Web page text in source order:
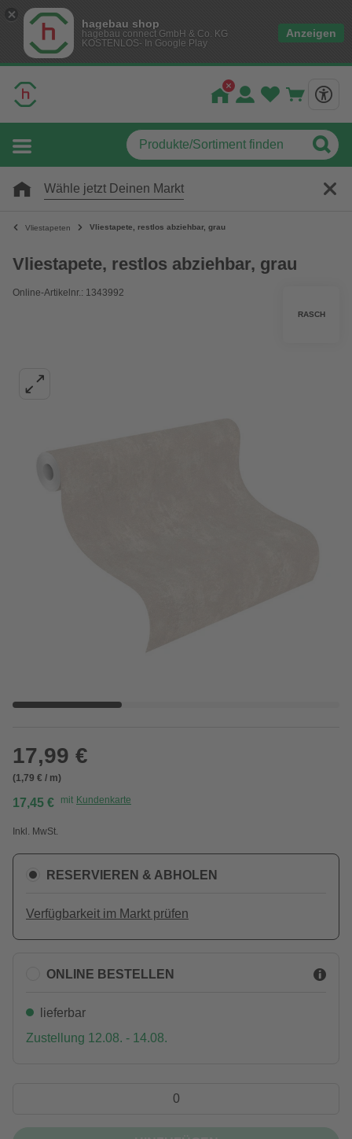
hagebau shop
hagebau connect GmbH & Co. KG
KOSTENLOS- In Google Play
Anzeigen
Wähle jetzt Deinen Markt
Vliestapeten Vliestapete, restlos abziehbar, grau
Vliestapete, restlos abziehbar, grau
Online-Artikelnr.: 1343992
RASCH
17,99 €
(1,79 € / m)
17,45 € mit Kundenkarte
Inkl. MwSt.
RESERVIEREN & ABHOLEN
Verfügbarkeit im Markt prüfen
ONLINE BESTELLEN
lieferbar
Zustellung 12.08. - 14.08.